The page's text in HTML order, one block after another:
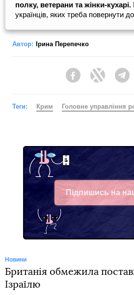
полку, ветерани та жінки-кухарі.
українців, яких треба повернути
Автор: Ірина Перепечко
FacebookTwitter
Теги: Крим Головне управління
Підпишись на
Telegram
Новини
Британія обмежила
Ізраїлю